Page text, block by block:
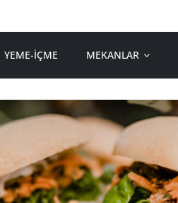
YEME-İÇME MEKANLAR